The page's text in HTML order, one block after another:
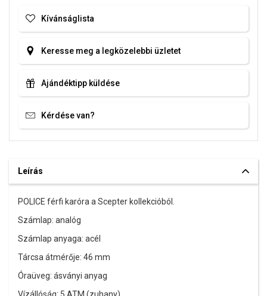
Kívánságlista
Keresse meg a legközelebbi üzletet
Ajándéktipp küldése
Kérdése van?
Leírás
POLICE férfi karóra a Scepter kollekcióból.
Számlap: analóg
Számlap anyaga: acél
Tárcsa átmérője: 46 mm
Óraüveg: ásványi anyag